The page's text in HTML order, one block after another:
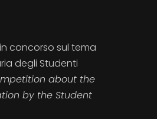
concorso sul tema
degli Studenti
about the
by the Student